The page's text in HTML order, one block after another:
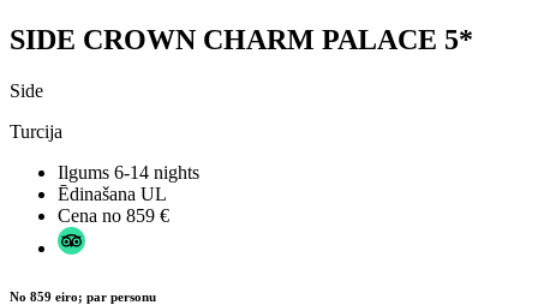
SIDE CROWN CHARM PALACE 5*
Side
Turcija
Ilgums 6-14 nights
Ēdinašana UL
Cena no 859 €
No 859 eiro; par personu